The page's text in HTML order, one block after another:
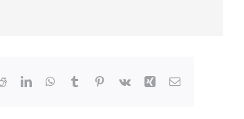
RedditLinkedInWhatsApp
Tumblr Pinterest
Vk Xing Email